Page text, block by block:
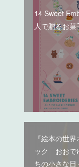
14 Sweet
人で贈るお菓
『絵本の世
ック おおで
ちの小さな日